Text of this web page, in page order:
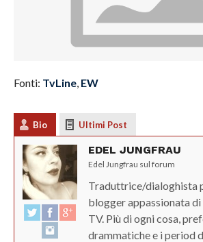
Fonti: TvLine, EW
Bio Ultimi Post
EDEL JUNGFRAU
Edel Jungfrau sul forum
Traduttrice/dialoghista
blogger appassionata di
TV. Più di ogni cosa,
drammatiche e i period